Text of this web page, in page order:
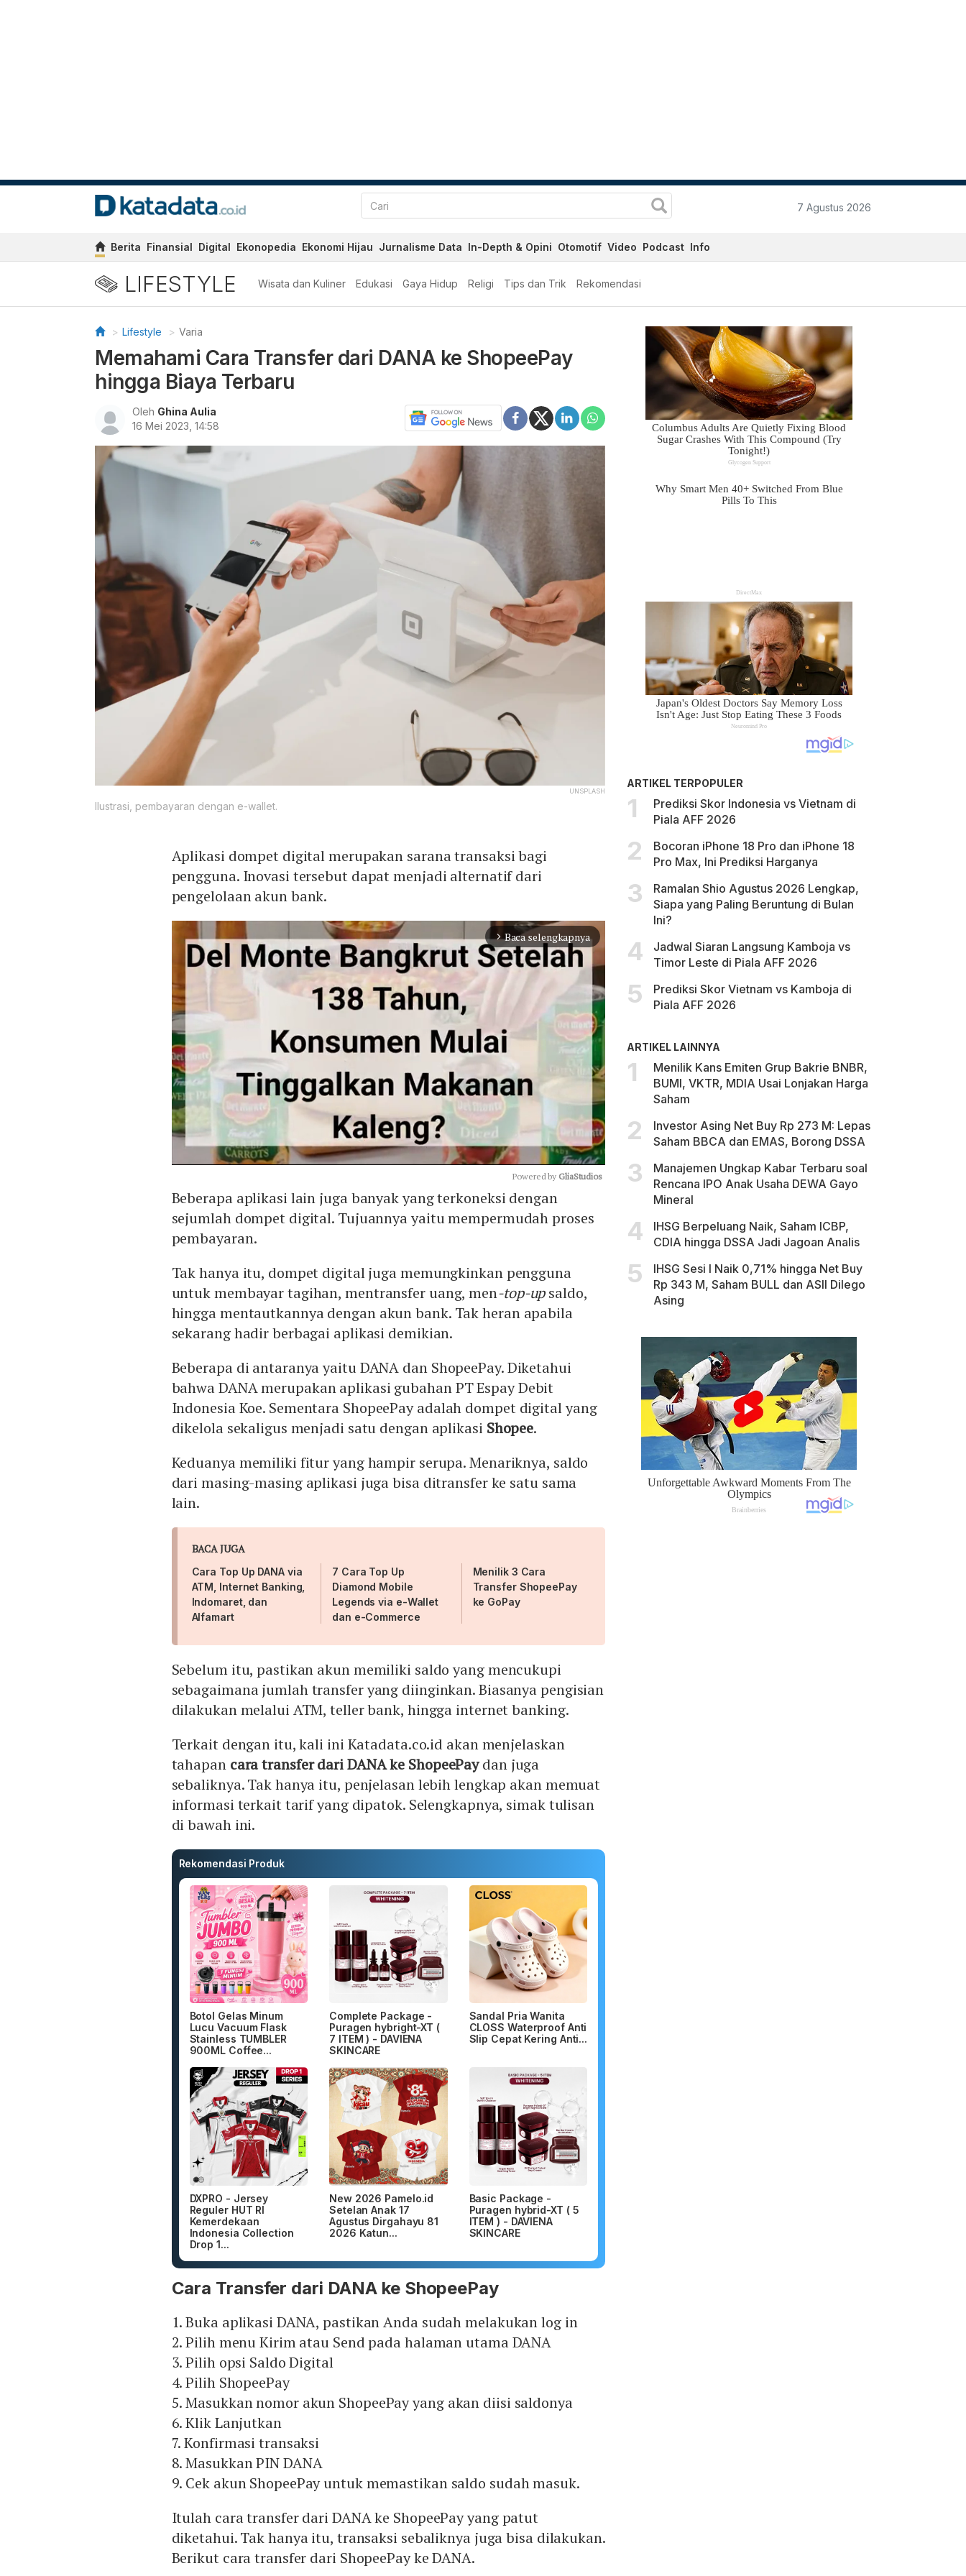
7 Agustus 2026
Berita Finansial Digital Ekonopedia Ekonomi Hijau Jurnalisme Data In-Depth & Opini Otomotif Video Podcast Info
LIFESTYLE Wisata dan Kuliner Edukasi Gaya Hidup Religi Tips dan Trik Rekomendasi
Lifestyle Varia
Memahami Cara Transfer dari DANA ke ShopeePay
hingga Biaya Terbaru
Oleh Ghina Aulia
16 Mei 2023, 14:58
UNSPLASH
Ilustrasi, pembayaran dengan e-wallet.
Aplikasi dompet digital merupakan sarana transaksi bagi
pengguna. Inovasi tersebut dapat menjadi alternatif dari
pengelolaan akun bank.
arrow_forward_ios Baca selengkapnya
Mute
Powered by GliaStudios
Beberapa aplikasi lain juga banyak yang terkoneksi dengan
sejumlah dompet digital. Tujuannya yaitu mempermudah proses
pembayaran.
Tak hanya itu, dompet digital juga memungkinkan pengguna
untuk membayar tagihan, mentransfer uang, men-top-upsaldo,
hingga mentautkannya dengan akun bank. Tak heran apabila
sekarang hadir berbagai aplikasi demikian.
Beberapa di antaranya yaitu DANA dan ShopeePay. Diketahui
bahwa DANA merupakan aplikasi gubahan PT Espay Debit
Indonesia Koe. Sementara ShopeePay adalah dompet digital yang
dikelola sekaligus menjadi satu dengan aplikasi Shopee.
Keduanya memiliki fitur yang hampir serupa. Menariknya, saldo
dari masing-masing aplikasi juga bisa ditransfer ke satu sama
lain.
BACA JUGA
Cara Top Up DANA via
ATM, Internet Banking,
Indomaret, dan
Alfamart
7 Cara Top Up
Diamond Mobile
Legends via e-Wallet
dan e-Commerce
Menilik 3 Cara
Transfer ShopeePay
ke GoPay
Sebelum itu, pastikan akun memiliki saldo yang mencukupi
sebagaimana jumlah transfer yang diinginkan. Biasanya pengisian
dilakukan melalui ATM, teller bank, hingga internet banking.
Terkait dengan itu, kali ini Katadata.co.id akan menjelaskan
tahapan cara transfer dari DANA ke ShopeePaydan juga
sebaliknya. Tak hanya itu, penjelasan lebih lengkap akan memuat
informasi terkait tarif yang dipatok. Selengkapnya, simak tulisan
di bawah ini.
Rekomendasi Produk
Botol Gelas Minum
Lucu Vacuum Flask
Stainless TUMBLER
900ML Coffee...
Complete Package -
Puragen hybright-XT (
7 ITEM ) - DAVIENA
SKINCARE
Sandal Pria Wanita
CLOSS Waterproof Anti
Slip Cepat Kering Anti...
DXPRO - Jersey
Reguler HUT RI
Kemerdekaan
Indonesia Collection
Drop 1...
New 2026 Pamelo.id
Setelan Anak 17
Agustus Dirgahayu 81
2026 Katun...
Basic Package -
Puragen hybrid-XT ( 5
ITEM ) - DAVIENA
SKINCARE
Cara Transfer dari DANA ke ShopeePay
1. Buka aplikasi DANA, pastikan Anda sudah melakukan log in
2. Pilih menu Kirim atau Send pada halaman utama DANA
3. Pilih opsi Saldo Digital
4. Pilih ShopeePay
5. Masukkan nomor akun ShopeePay yang akan diisi saldonya
6. Klik Lanjutkan
7. Konfirmasi transaksi
8. Masukkan PIN DANA
9. Cek akun ShopeePay untuk memastikan saldo sudah masuk.
Itulah cara transfer dari DANA ke ShopeePay yang patut
diketahui. Tak hanya itu, transaksi sebaliknya juga bisa dilakukan.
Berikut cara transfer dari ShopeePay ke DANA.
ARTIKEL TERPOPULER
Prediksi Skor Indonesia vs Vietnam di
Piala AFF 2026
Bocoran iPhone 18 Pro dan iPhone 18
Pro Max, Ini Prediksi Harganya
Ramalan Shio Agustus 2026 Lengkap,
Siapa yang Paling Beruntung di Bulan
Ini?
Jadwal Siaran Langsung Kamboja vs
Timor Leste di Piala AFF 2026
Prediksi Skor Vietnam vs Kamboja di
Piala AFF 2026
ARTIKEL LAINNYA
Menilik Kans Emiten Grup Bakrie BNBR,
BUMI, VKTR, MDIA Usai Lonjakan Harga
Saham
Investor Asing Net Buy Rp 273 M: Lepas
Saham BBCA dan EMAS, Borong DSSA
Manajemen Ungkap Kabar Terbaru soal
Rencana IPO Anak Usaha DEWA Gayo
Mineral
IHSG Berpeluang Naik, Saham ICBP,
CDIA hingga DSSA Jadi Jagoan Analis
IHSG Sesi I Naik 0,71% hingga Net Buy
Rp 343 M, Saham BULL dan ASII Dilego
Asing